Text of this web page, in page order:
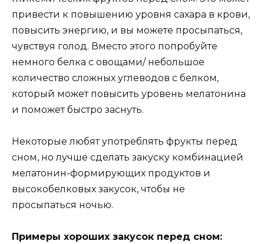
привести к повышению уровня сахара в крови,
повысить энергию, и вы можете просыпаться,
чувствуя голод. Вместо этого попробуйте
немного белка с овощами/ небольшое
количество сложных углеводов с белком,
который может повысить уровень мелатонина
и поможет быстро заснуть.
Некоторые любят употреблять фрукты перед
сном, но лучше сделать закуску комбинацией
мелатонин-формирующих продуктов и
высокобелковых закусок, чтобы не
просыпаться ночью.
Примеры хороших закусок перед сном: